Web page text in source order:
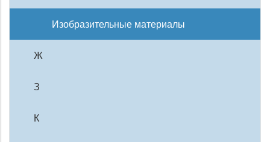
Изобразительные материалы
Ж
З
К